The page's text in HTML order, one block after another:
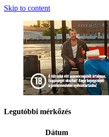
Skip to content
Legutóbbi mérkőzés
Dátum